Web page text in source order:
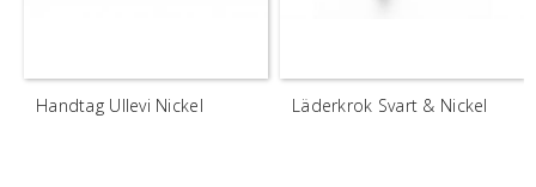
Handtag Ullevi Nickel Läderkrok Svart & Nickel